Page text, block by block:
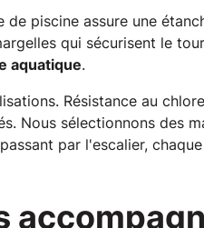
piscine assure une
qui sécurisent le
aquatique.
Résistance au
Nous sélectionnons des
par l'escalier,